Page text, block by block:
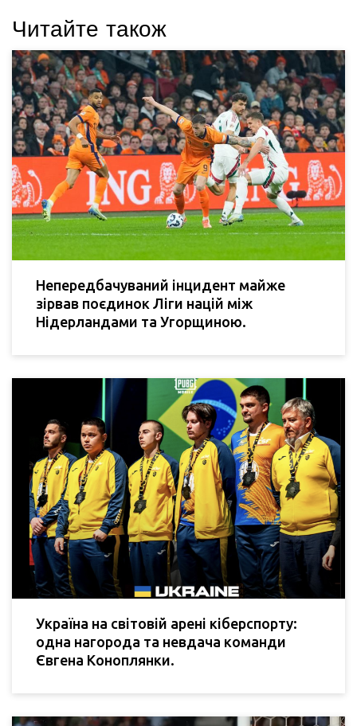
Читайте також
Непередбачуваний інцидент майже
зірвав поєдинок Ліги націй між
Нідерландами та Угорщиною.
Україна на світовій арені кіберспорту:
одна нагорода та невдача команди
Євгена Коноплянки.